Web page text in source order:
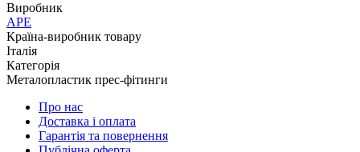
Виробник
APE
Країна-виробник товару
Італія
Категорія
Металопластик прес-фітинги
Про нас
Доставка і оплата
Гарантія та повернення